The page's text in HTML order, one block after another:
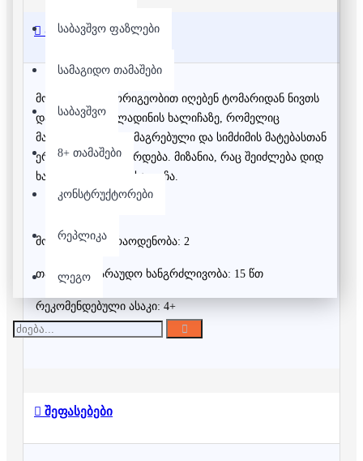
საბავშვო ფაზლები
სამაგიდო თამაშები
საბავშვო
8+ თამაშები
კონსტრუქტორები
რეპლიკა
ლეგო
აღწერა
მოთამაშეები მორიგეობით იღებენ ტომარიდან ნივთს
და ალაგებენ ალადინის ხალიჩაზე, რომელიც
მაგნიტით არის დამაგრებული და სიმძიმის მატებასთან
ერთად, დაბლა ვარდება. მიზანია, რაც შეიძლება დიდ
ხანს არ ჩავარდეს ხალიჩა.
მოთამაშეების რაოდენობა: 2
თამაშის სავარაუდო ხანგრძლივობა: 15 წთ
რეკომენდებული ასაკი: 4+
შეფასებები